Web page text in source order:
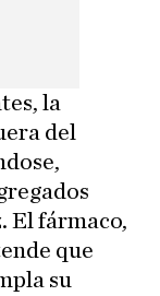
la
del
El fármaco,
que
su